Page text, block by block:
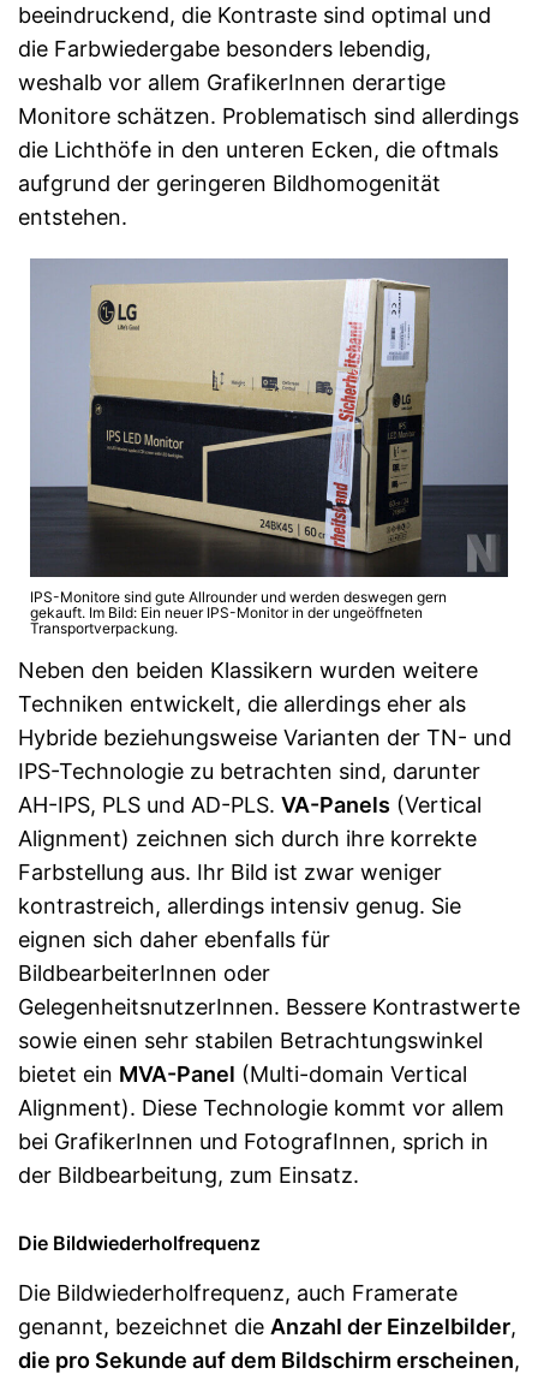
beeindruckend, die Kontraste sind optimal und
die Farbwiedergabe besonders lebendig,
weshalb vor allem GrafikerInnen derartige
Monitore schätzen. Problematisch sind allerdings
die Lichthöfe in den unteren Ecken, die oftmals
aufgrund der geringeren Bildhomogenität
entstehen.
IPS-Monitore sind gute Allrounder und werden deswegen gern
gekauft. Im Bild: Ein neuer IPS-Monitor in der ungeöffneten
Transportverpackung.
Neben den beiden Klassikern wurden weitere
Techniken entwickelt, die allerdings eher als
Hybride beziehungsweise Varianten der TN- und
IPS-Technologie zu betrachten sind, darunter
AH-IPS, PLS und AD-PLS. VA-Panels (Vertical
Alignment) zeichnen sich durch ihre korrekte
Farbstellung aus. Ihr Bild ist zwar weniger
kontrastreich, allerdings intensiv genug. Sie
eignen sich daher ebenfalls für
BildbearbeiterInnen oder
GelegenheitsnutzerInnen. Bessere Kontrastwerte
sowie einen sehr stabilen Betrachtungswinkel
bietet ein MVA-Panel (Multi-domain Vertical
Alignment). Diese Technologie kommt vor allem
bei GrafikerInnen und FotografInnen, sprich in
der Bildbearbeitung, zum Einsatz.
Die Bildwiederholfrequenz
Die Bildwiederholfrequenz, auch Framerate
genannt, bezeichnet die Anzahl der Einzelbilder,
die pro Sekunde auf dem Bildschirm erscheinen,